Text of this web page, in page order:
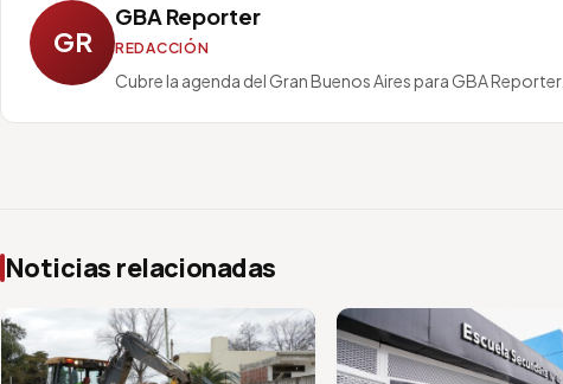
GR
GBA Reporter
REDACCIÓN
Cubre la agenda del Gran Buenos Aires para GBA Reporter.
Noticias relacionadas